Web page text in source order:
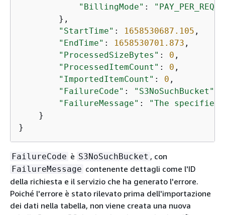
"BillingMode" :
        },
"StartTime" : 1658530687.105 ,
"EndTime" : 1658530701.873 ,
"ProcessedSizeBytes" : 0 ,
"ProcessedItemCount" : 0 ,
"ImportedItemCount" : 0 ,
"FailureCode" : "S3NoSuchBucket"
"FailureMessage" :
"The specified
    }
}
FailureCode è S3NoSuchBucket , con
FailureMessage contenente dettagli come l'ID
della richiesta e il servizio che ha generato l'errore.
Poiché l'errore è stato rilevato prima dell'importazione
dei dati nella tabella, non viene creata una nuova